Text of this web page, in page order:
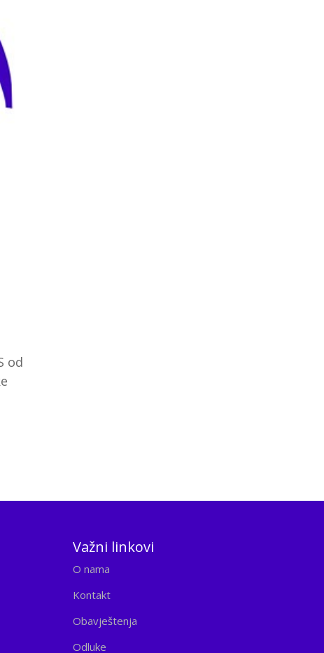
od
Važni linkovi
O nama
Kontakt
Obavještenja
Odluke